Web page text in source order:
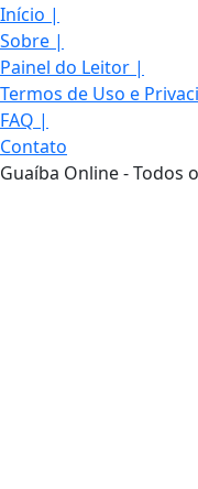
Início |
Sobre |
Painel do Leitor |
Termos de Uso e
FAQ |
Contato
Guaíba Online - Todos